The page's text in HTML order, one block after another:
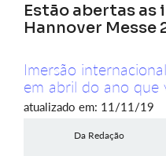
Estão abertas as
Hannover Messe
Imersão
em abril do ano que
atualizado em: 11/11/19
Da Redação